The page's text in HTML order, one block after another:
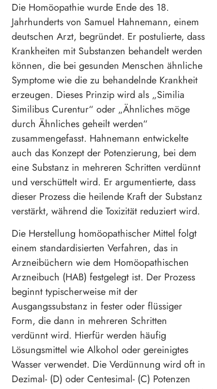
Die Homöopathie wurde Ende des 18.
Jahrhunderts von Samuel Hahnemann, einem
deutschen Arzt, begründet. Er postulierte, dass
Krankheiten mit Substanzen behandelt werden
können, die bei gesunden Menschen ähnliche
Symptome wie die zu behandelnde Krankheit
erzeugen. Dieses Prinzip wird als „Similia
Similibus Curentur“ oder „Ähnliches möge
durch Ähnliches geheilt werden“
zusammengefasst. Hahnemann entwickelte
auch das Konzept der Potenzierung, bei dem
eine Substanz in mehreren Schritten verdünnt
und verschüttelt wird. Er argumentierte, dass
dieser Prozess die heilende Kraft der Substanz
verstärkt, während die Toxizität reduziert wird.
Die Herstellung homöopathischer Mittel folgt
einem standardisierten Verfahren, das in
Arzneibüchern wie dem Homöopathischen
Arzneibuch (HAB) festgelegt ist. Der Prozess
beginnt typischerweise mit der
Ausgangssubstanz in fester oder flüssiger
Form, die dann in mehreren Schritten
verdünnt wird. Hierfür werden häufig
Lösungsmittel wie Alkohol oder gereinigtes
Wasser verwendet. Die Verdünnung wird oft in
Dezimal- (D) oder Centesimal- (C) Potenzen